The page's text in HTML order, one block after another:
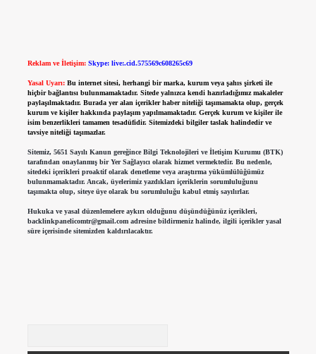
Reklam ve İletişim: Skype: live:.cid.575569c608265c69
Yasal Uyarı: Bu internet sitesi, herhangi bir marka, kurum veya şahıs şirketi ile
hiçbir bağlantısı bulunmamaktadır. Sitede yalnızca kendi hazırladığımız makaleler
paylaşılmaktadır. Burada yer alan içerikler haber niteliği taşımamakta olup, gerçek
kurum ve kişiler hakkında paylaşım yapılmamaktadır. Gerçek kurum ve kişiler ile
isim benzerlikleri tamamen tesadüfidir. Sitemizdeki bilgiler taslak halindedir ve
tavsiye niteliği taşımazlar.
Sitemiz, 5651 Sayılı Kanun gereğince Bilgi Teknolojileri ve İletişim Kurumu (BTK)
tarafından onaylanmış bir Yer Sağlayıcı olarak hizmet vermektedir. Bu nedenle,
sitedeki içerikleri proaktif olarak denetleme veya araştırma yükümlülüğümüz
bulunmamaktadır. Ancak, üyelerimiz yazdıkları içeriklerin sorumluluğunu
taşımakta olup, siteye üye olarak bu sorumluluğu kabul etmiş sayılırlar.
Hukuka ve yasal düzenlemelere aykırı olduğunu düşündüğünüz içerikleri,
backlinkpanelicomtr@gmail.comadresine bildirmeniz halinde, ilgili içerikler yasal
süre içerisinde sitemizden kaldırılacaktır.